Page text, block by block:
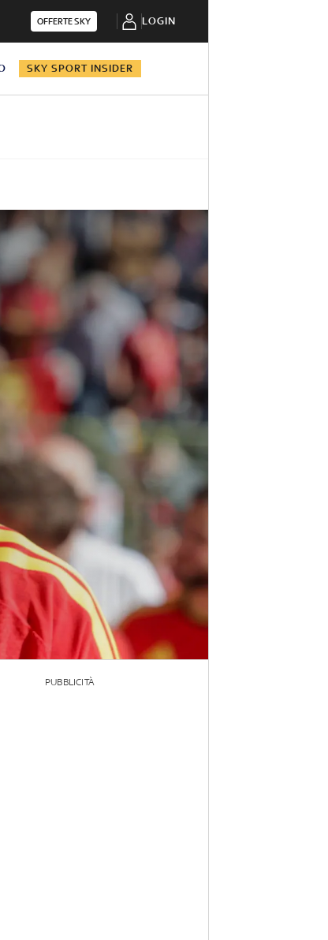
OFFERTE SKY LOGIN
SKY SPORT INSIDER
PUBBLICITÀ